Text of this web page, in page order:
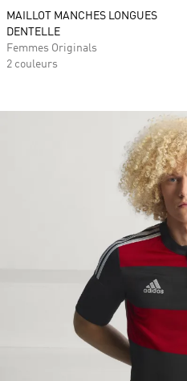
MAILLOT MANCHES LONGUES
DENTELLE
Femmes Originals
2 couleurs